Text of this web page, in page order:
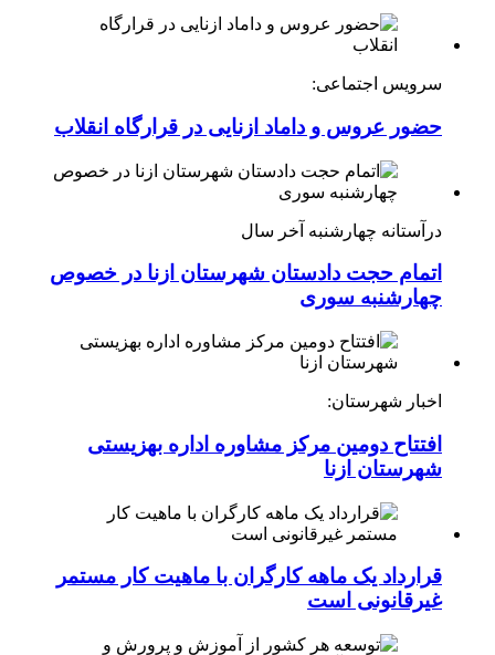
سرویس اجتماعی:
حضور عروس و داماد ازنایی در قرارگاه انقلاب
درآستانه چهارشنبه آخر سال
اتمام حجت دادستان شهرستان ازنا در خصوص
چهارشنبه ‌سوری
اخبار شهرستان:
افتتاح دومین مرکز مشاوره اداره بهزیستی
شهرستان ازنا
قرارداد یک ماهه کارگران با ماهیت کار مستمر
غیرقانونی است